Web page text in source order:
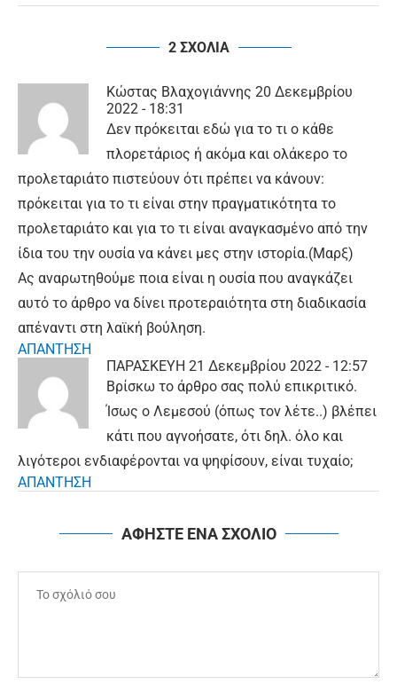
2 ΣΧΟΛΙΑ
Κώστας Βλαχογιάννης 20 Δεκεμβρίου
2022 - 18:31
Δεν πρόκειται εδώ για το τι ο κάθε
πλορετάριος ή ακόμα και ολάκερο το
προλεταριάτο πιστεύουν ότι πρέπει να κάνουν:
πρόκειται για το τι είναι στην πραγματικότητα το
προλεταριάτο και για το τι είναι αναγκασμένο από την
ίδια του την ουσία να κάνει μες στην ιστορία.(Μαρξ)
Ας αναρωτηθούμε ποια είναι η ουσία που αναγκάζει
αυτό το άρθρο να δίνει προτεραιότητα στη διαδικασία
απέναντι στη λαϊκή βούληση.
ΑΠΑΝΤΗΣΗ
ΠΑΡΑΣΚΕΥΗ 21 Δεκεμβρίου 2022 - 12:57
Βρίσκω το άρθρο σας πολύ επικριτικό.
Ίσως ο Λεμεσού (όπως τον λέτε..) βλέπει
κάτι που αγνοήσατε, ότι δηλ. όλο και
λιγότεροι ενδιαφέρονται να ψηφίσουν, είναι τυχαίο;
ΑΠΑΝΤΗΣΗ
ΑΦΗΣΤΕ ΕΝΑ ΣΧΟΛΙΟ